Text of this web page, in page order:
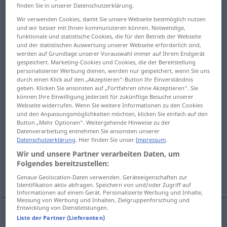
Übersicht aller Übersetzungen
(Für mehr Details die Übersetzung anklicken/antippen)
debasement, demonetization, devaluation,
calling in
cancellation, invalidation, making (
cancellation, invalidation
invalidation, rendering invalid
inflation, withdrawal, depreciation
finden Sie in unserer Datenschutzerklärung.
Wir verwenden Cookies, damit Sie unsere Webseite bestmöglich nutzen
und wir besser mit Ihnen kommunizieren können. Notwendige,
funktionale und statistische Cookies, die für den Betrieb der Webseite
und der statistischen Auswertung unserer Webseite erforderlich sind,
werden auf Grundlage unserer Vorauswahl immer auf Ihrem Endgerät
gespeichert. Marketing-Cookies und Cookies, die der Bereitstellung
personalisierter Werbung dienen, werden nur gespeichert, wenn Sie uns
durch einen Klick auf den „Akzeptieren“-Button Ihr Einverständnis
geben. Klicken Sie ansonsten auf „Fortfahren ohne Akzeptieren“. Sie
können Ihre Einwilligung jederzeit für zukünftige Besuche unserer
Webseite widerrufen. Wenn Sie weitere Informationen zu den Cookies
und den Anpassungsmöglichkeiten möchten, klicken Sie einfach auf den
Button „Mehr Optionen“. Weitergehende Hinweise zu der
Datenverarbeitung entnehmen Sie ansonsten unserer
Datenschutzerklärung. Hier finden Sie unserImpressum.
Wir und unsere Partner verarbeiten Daten, um
Folgendes bereitzustellen:
Genaue Geolocation-Daten verwenden. Geräteeigenschaften zur
Identifikation aktiv abfragen. Speichern von und/oder Zugriff auf
Informationen auf einem Gerät. Personalisierte Werbung und Inhalte,
Messung von Werbung und Inhalten, Zielgruppenforschung und
Entwicklung von Dienstleistungen.
Liste der Partner (Lieferanten)